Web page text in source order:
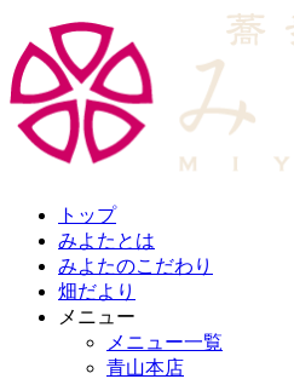
トップ
みよたとは
みよたのこだわり
畑だより
メニュー
メニュー一覧
青山本店